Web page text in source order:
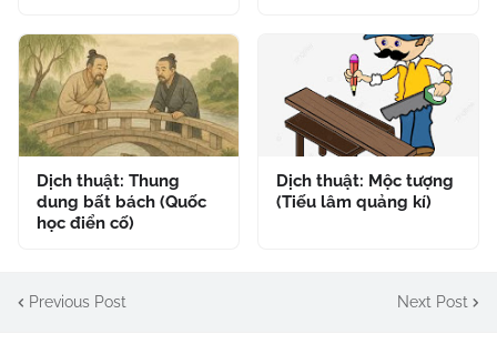
Dịch thuật: Thung
dung bất bách (Quốc
học điển cố)
Dịch thuật: Mộc tượng
(Tiếu lâm quảng kí)
Previous Post Next Post